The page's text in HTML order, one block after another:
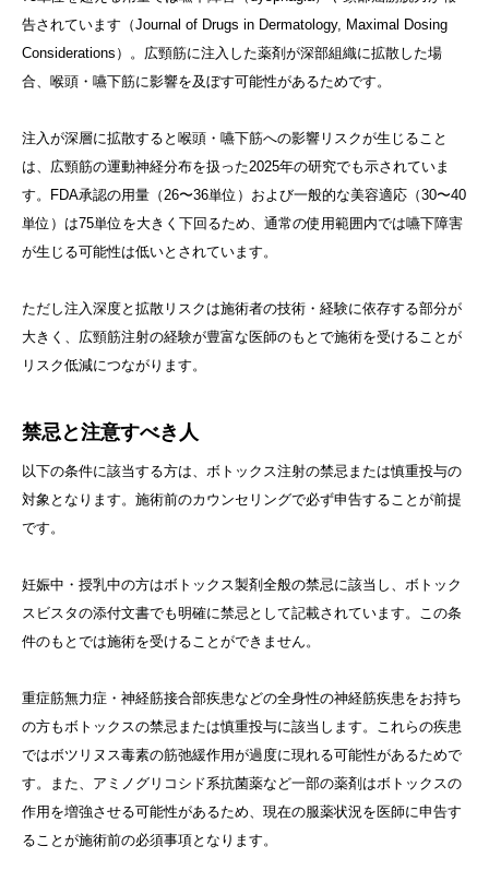
告されています（Journal of Drugs in Dermatology, Maximal Dosing
Considerations）。広頸筋に注入した薬剤が深部組織に拡散した場
合、喉頭・嚥下筋に影響を及ぼす可能性があるためです。
注入が深層に拡散すると喉頭・嚥下筋への影響リスクが生じること
は、広頸筋の運動神経分布を扱った2025年の研究でも示されていま
す。FDA承認の用量（26〜36単位）および一般的な美容適応（30〜40
単位）は75単位を大きく下回るため、通常の使用範囲内では嚥下障害
が生じる可能性は低いとされています。
ただし注入深度と拡散リスクは施術者の技術・経験に依存する部分が
大きく、広頸筋注射の経験が豊富な医師のもとで施術を受けることが
リスク低減につながります。
禁忌と注意すべき人
以下の条件に該当する方は、ボトックス注射の禁忌または慎重投与の
対象となります。施術前のカウンセリングで必ず申告することが前提
です。
妊娠中・授乳中の方はボトックス製剤全般の禁忌に該当し、ボトック
スビスタの添付文書でも明確に禁忌として記載されています。この条
件のもとでは施術を受けることができません。
重症筋無力症・神経筋接合部疾患などの全身性の神経筋疾患をお持ち
の方もボトックスの禁忌または慎重投与に該当します。これらの疾患
ではボツリヌス毒素の筋弛緩作用が過度に現れる可能性があるためで
す。また、アミノグリコシド系抗菌薬など一部の薬剤はボトックスの
作用を増強させる可能性があるため、現在の服薬状況を医師に申告す
ることが施術前の必須事項となります。